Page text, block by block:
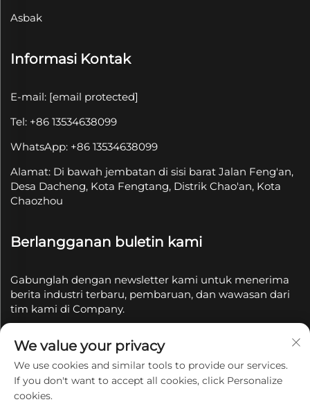
Asbak
Informasi Kontak
E-mail: [email protected]
Tel: +86 13534638099
WhatsApp: +86 13534638099
Alamat: Di bawah jembatan di sisi barat Jalan Feng'an,
Desa Dacheng, Kota Fengtang, Distrik Chao'an, Kota
Chaozhou
Berlangganan buletin kami
Gabunglah dengan newsletter kami untuk menerima
berita industri terbaru, pembaruan, dan wawasan dari
tim kami di Company.
Hak Cipta © 2025 oleh Chaozhou Qianyue Ceramics Co.,
We value your privacy
We use cookies and similar tools to provide our services.
If you don't want to accept all cookies, click Personalize
cookies.